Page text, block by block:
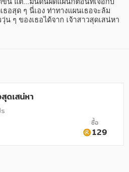
ยวอสุด ๆ นี่เอง ท่าทางแผนเธอจะล้ม
น ๆ ของเธอได้จาก เจ้าสาวสุดเสน่หา
ดเสน่หา
ซื้อ
129